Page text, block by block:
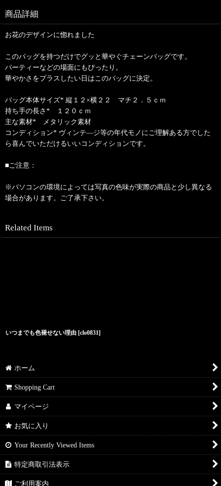
商品詳細
お花のデザインに惚れました
このバッグを持つだけでグッと華やぐチェーンバッグです。
パーティーなどの場面にもぴったり。
華やかさをプラスしたい日はこのバッグに決定。
バッグ本体サイズ* 縦１２×横２２ マチ２．５ｃｍ
持ち手の長さ* １２０ｃｍ
主な素材* メタリック素材
コンディション* ヴィンテ―ジ等の年代モノにご理解ある方でした
ら喜んでいただけるいいコンディションです。
■ご注意：
※パソコンの環境によっては写真の色味が実際の商品と少し異なる
場合があります。ご了承下さい。
Related Items
いつまでも色褪せない理由 [clo0831]
ホーム
Shopping Cart
マイページ
お気に入り
Your Recently Viewed Items
特定商取引法表示
ご利用案内